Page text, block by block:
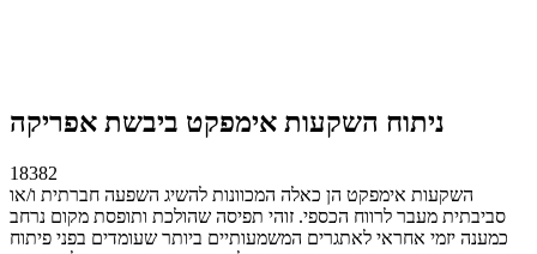
ניתוח השקעות אימפקט ביבשת אפריקה
18382
השקעות אימפקט הן כאלה המכוונות להשיג השפעה חברתית ו/או
סביבתית מעבר לרווח הכספי. זוהי תפיסה שהולכת ותופסת מקום נרחב
כמענה יזמי אחראי לאתגרים המשמעותיים ביותר שעומדים בפני פיתוח